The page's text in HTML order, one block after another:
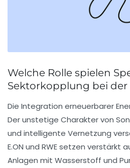
Welche Rolle spielen
Sektorkopplung bei der
Die Integration erneuerbarer
Der unstetige Charakter von
und intelligente Vernetzung
E.ON und RWE setzen
Anlagen mit Wasserstoff und